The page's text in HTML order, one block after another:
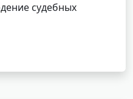
судебных